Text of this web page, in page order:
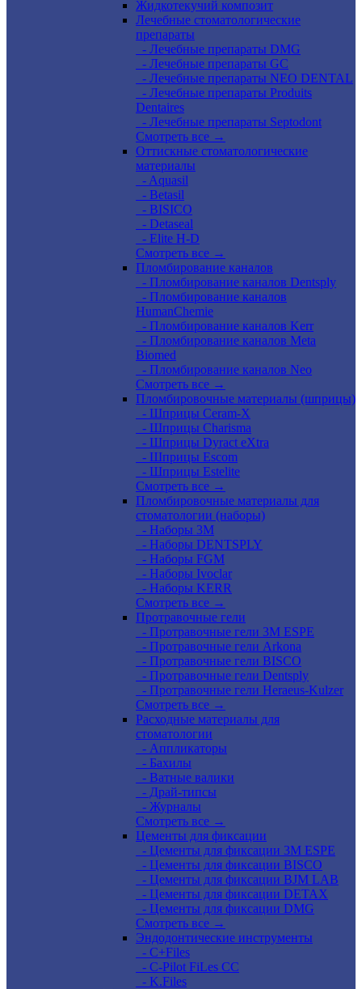
Жидкотекучий композит
Лечебные стоматологические
препараты
- Лечебные препараты DMG
- Лечебные препараты GC
- Лечебные препараты NEO DENTAL
- Лечебные препараты Produits
Dentaires
- Лечебные препараты Septodont
Смотреть все →
Оттискные стоматологические
материалы
- Aquasil
- Betasil
- BISICO
- Detaseal
- Elite H-D
Смотреть все →
Пломбирование каналов
- Пломбирование каналов Dentsply
- Пломбирование каналов
HumanChemie
- Пломбирование каналов Kerr
- Пломбирование каналов Meta
Biomed
- Пломбирование каналов Neo
Смотреть все →
Пломбировочные материалы (шприцы)
- Шприцы Ceram-X
- Шприцы Charisma
- Шприцы Dyract eXtra
- Шприцы Escom
- Шприцы Estelite
Смотреть все →
Пломбировочные материалы для
стоматологии (наборы)
- Наборы 3М
- Наборы DENTSPLY
- Наборы FGM
- Наборы Ivoclar
- Наборы KERR
Смотреть все →
Протравочные гели
- Протравочные гели 3М ESPE
- Протравочные гели Arkona
- Протравочные гели BISCO
- Протравочные гели Dentsply
- Протравочные гели Heraeus-Kulzer
Смотреть все →
Расходные материалы для
стоматологии
- Аппликаторы
- Бахилы
- Ватные валики
- Драй-типсы
- Журналы
Смотреть все →
Цементы для фиксации
- Цементы для фиксации 3M ESPE
- Цементы для фиксации BISCO
- Цементы для фиксации BJM LAB
- Цементы для фиксации DETAX
- Цементы для фиксации DMG
Смотреть все →
Эндодонтические инструменты
- C+Files
- C-Pilot FiLes CC
- K.Files